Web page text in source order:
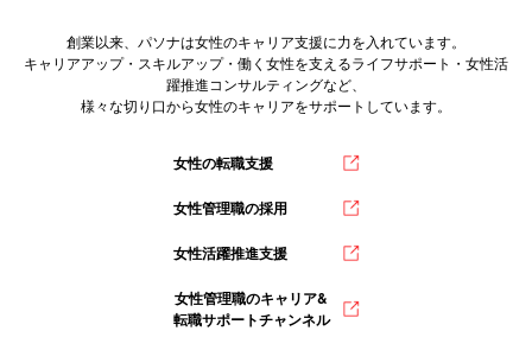
創業以来、パソナは女性のキャリア支援に力を入れています。
キャリアアップ・スキルアップ・働く女性を支えるライフサポート・女性活
躍推進コンサルティングなど、
様々な切り口から女性のキャリアをサポートしています。
女性の転職支援
女性管理職の採用
女性活躍推進支援
女性管理職のキャリア&
転職サポートチャンネル